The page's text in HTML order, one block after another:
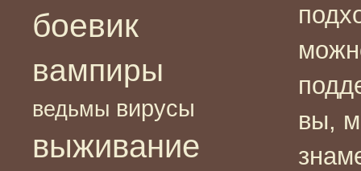
боевик
вампиры
ведьмы вирусы
выживание
вы,